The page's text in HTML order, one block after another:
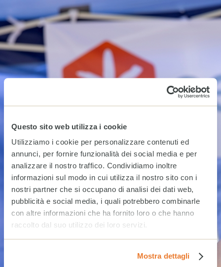
Questo sito web utilizza i cookie
Utilizziamo i cookie per personalizzare contenuti ed
annunci, per fornire funzionalità dei social media e per
analizzare il nostro traffico. Condividiamo inoltre
informazioni sul modo in cui utilizza il nostro sito con i
nostri partner che si occupano di analisi dei dati web,
pubblicità e social media, i quali potrebbero combinarle
con altre informazioni che ha fornito loro o che hanno
raccolto dal suo utilizzo dei loro servizi.
Mostra dettagli